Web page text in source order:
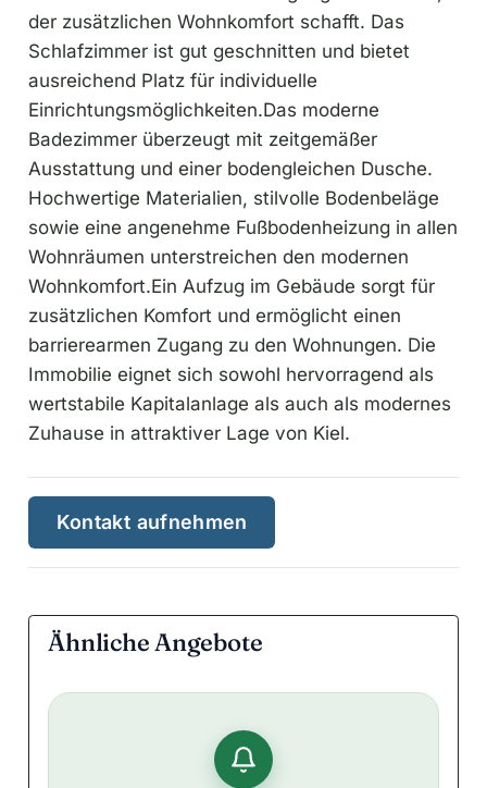
der zusätzlichen Wohnkomfort schafft. Das
Schlafzimmer ist gut geschnitten und bietet
ausreichend Platz für individuelle
Einrichtungsmöglichkeiten.Das moderne
Badezimmer überzeugt mit zeitgemäßer
Ausstattung und einer bodengleichen Dusche.
Hochwertige Materialien, stilvolle Bodenbeläge
sowie eine angenehme Fußbodenheizung in allen
Wohnräumen unterstreichen den modernen
Wohnkomfort.Ein Aufzug im Gebäude sorgt für
zusätzlichen Komfort und ermöglicht einen
barrierearmen Zugang zu den Wohnungen. Die
Immobilie eignet sich sowohl hervorragend als
wertstabile Kapitalanlage als auch als modernes
Zuhause in attraktiver Lage von Kiel.
Kontakt aufnehmen
Ähnliche Angebote